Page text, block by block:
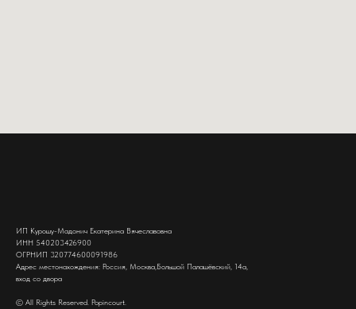
ИП Курошу-Мадонич Екатерина Вячеславовна
ИНН 540203426900
ОГРНИП 320774600091986
Адрес местонахождения: Россия, Москва,Большой Палашёвский, 14а,
вход со двора
© All Rights Reserved. Popincourt.